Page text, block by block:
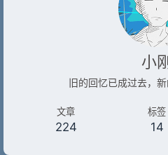
小刚
旧的回忆已成过去，新
文章
224
标签
14